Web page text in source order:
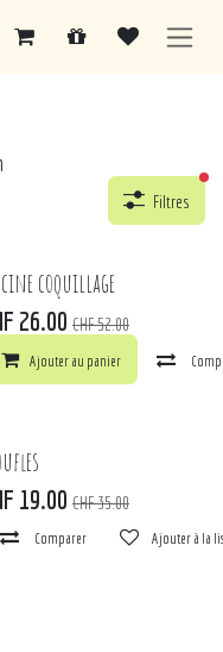
Filtres
Ajouter à la liste de souhaits
coquillage
26.00 CHF52.00
Ajouter au panier
19.00 CHF35.00
Comparer Ajouter à la